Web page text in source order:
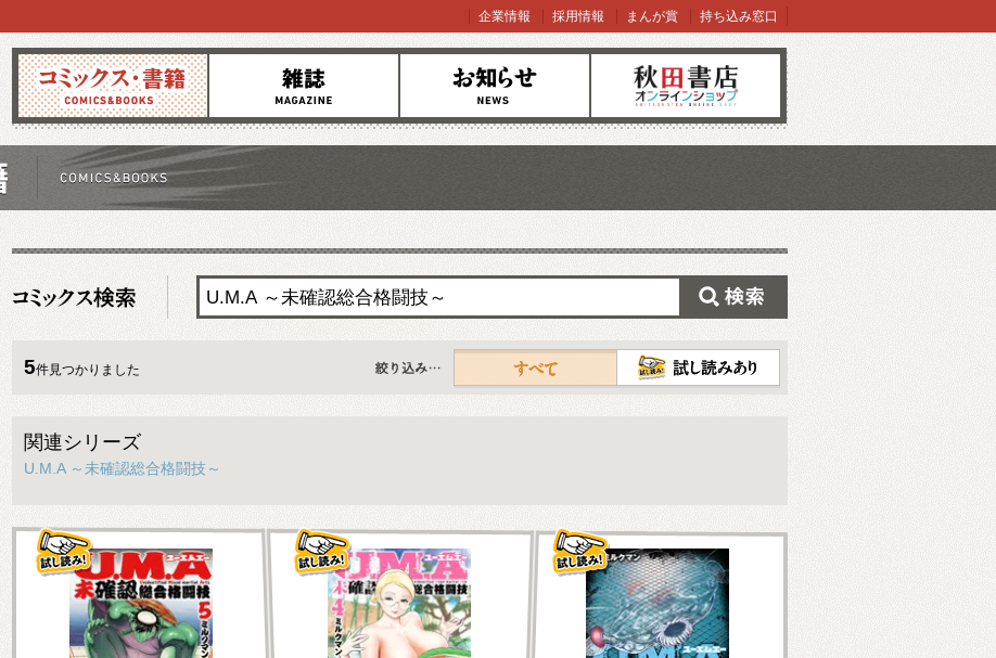
コミックス 雑誌 お知らせ オンラインショップ
企業情報 採用情報 まんが賞 持ち込み窓口
5件見つかりました
すべて
関連シリーズ
U.M.A ～未確認総合格闘技～